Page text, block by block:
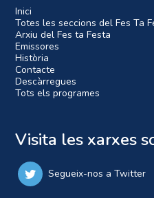
Inici
Totes les seccions del Fes Ta
Arxiu del Fes ta Festa
Emissores
Història
Contacte
Descàrregues
Tots els programes
Visita les xarxes
Segueix-nos a Twitter